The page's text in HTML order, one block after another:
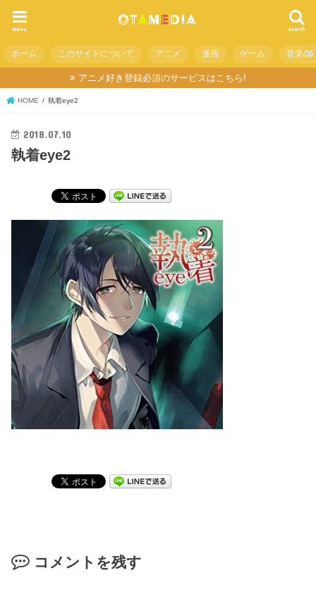
search
menu
ホーム このサイトについて アニメ 漫画 ゲーム 音楽
アニメ好き登録必須のサービスはこちら!
HOME 執着eye2
2018.07.10
執着eye2
コメントを残す